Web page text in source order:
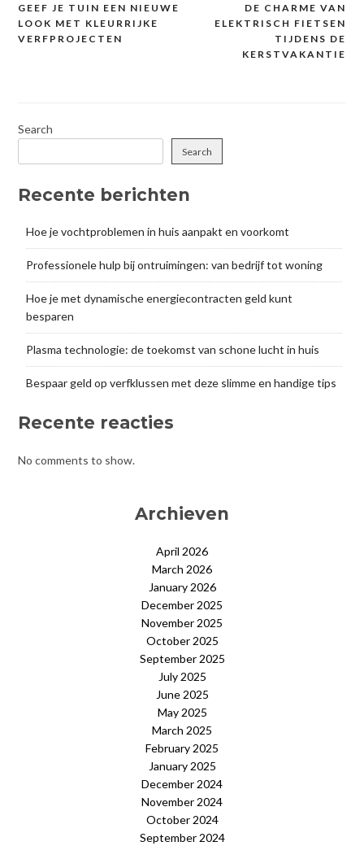
Post
navigation
GEEF JE TUIN EEN NIEUWE
LOOK MET KLEURRIJKE
VERFPROJECTEN
DE CHARME VAN
ELEKTRISCH FIETSEN
TIJDENS DE
KERSTVAKANTIE
Search
Search
Recente berichten
Hoe je vochtproblemen in huis aanpakt en voorkomt
Professionele hulp bij ontruimingen: van bedrijf tot woning
Hoe je met dynamische energiecontracten geld kunt
besparen
Plasma technologie: de toekomst van schone lucht in huis
Bespaar geld op verfklussen met deze slimme en handige tips
Recente reacties
No comments to show.
Archieven
April 2026
March 2026
January 2026
December 2025
November 2025
October 2025
September 2025
July 2025
June 2025
May 2025
March 2025
February 2025
January 2025
December 2024
November 2024
October 2024
September 2024